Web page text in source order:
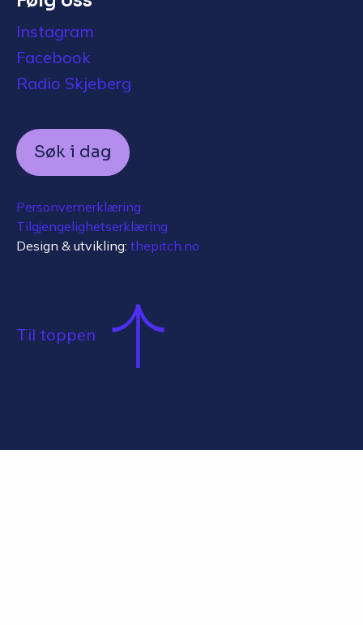
Instagram
Facebook
Radio Skjeberg
Søk i dag
Personvernerklæring
Tilgjengelighetserklæring
Design & utvikling: thepitch.no
Til toppen